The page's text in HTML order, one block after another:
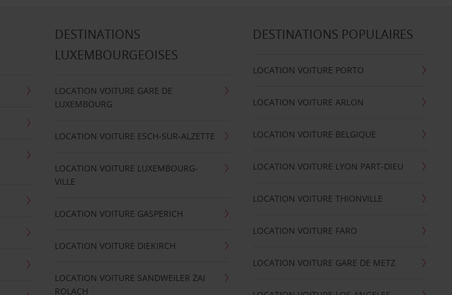
DESTINATIONS
LUXEMBOURGEOISES
LOCATION VOITURE GARE DE
LUXEMBOURG
LOCATION VOITURE ESCH-SUR-ALZETTE
LOCATION VOITURE LUXEMBOURG-
VILLE
LOCATION VOITURE GASPERICH
LOCATION VOITURE DIEKIRCH
LOCATION VOITURE SANDWEILER ZAI
ROLACH
DESTINATIONS POPULAIRES
LOCATION VOITURE PORTO
LOCATION VOITURE ARLON
LOCATION VOITURE BELGIQUE
LOCATION VOITURE LYON PART-DIEU
LOCATION VOITURE THIONVILLE
LOCATION VOITURE FARO
LOCATION VOITURE GARE DE METZ